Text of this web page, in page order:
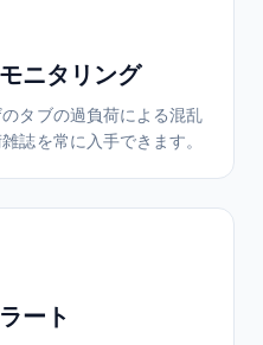
ニタリング
タブの過負荷による混乱
誌を常に入手できます。
ート